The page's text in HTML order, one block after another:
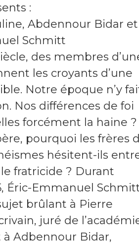
:
Abdennour Bidar et
Schmitt
des membres
les croyants d’une
Notre époque n’y
Nos différences de foi
forcément la haine ?
pourquoi les frères
hésitent-ils
fratricide ? Durant
Éric-Emmanuel
brûlant à Pierre
juré de
à Adbennour Bidar,